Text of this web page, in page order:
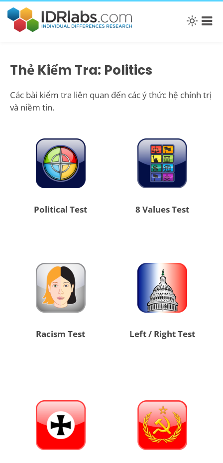
Thẻ Kiểm Tra: Politics
Các bài kiểm tra liên quan đến các ý thức hệ chính trị
và niềm tin.
Political Test 8 Values Test
Racism Test Left / Right Test